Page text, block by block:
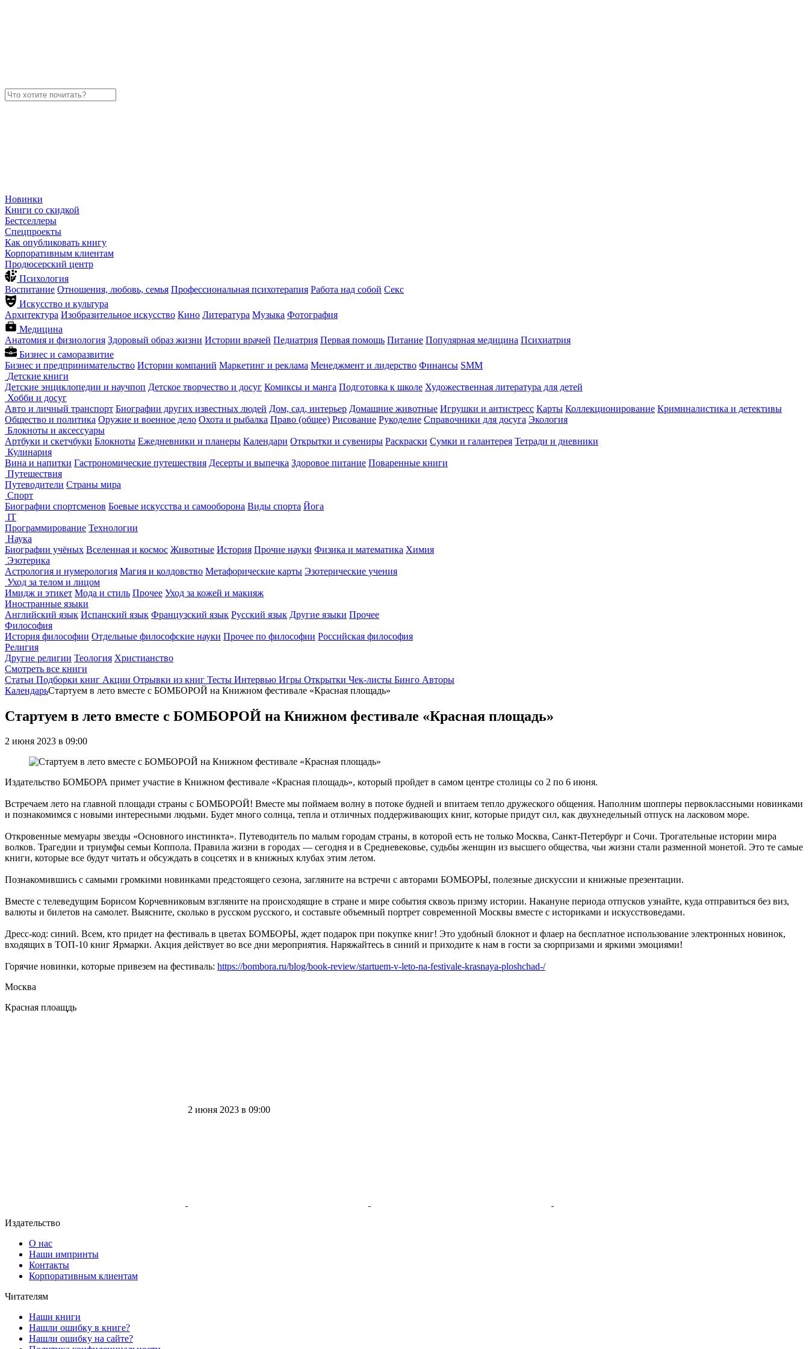
Новинки
Книги со скидкой
Бестселлеры
Спецпроекты
Как опубликовать книгу
Корпоративным клиентам
Продюсерский центр
Психология
Воспитание Отношения, любовь, семья Профессиональная психотерапия Работа над собой Секс
Искусство и культура
Архитектура Изобразительное искусство Кино Литература Музыка Фотография
Медицина
Анатомия и физиология Здоровый образ жизни Истории врачей Педиатрия Первая помощь Питание Популярная медицина Психиатрия
Бизнес и саморазвитие
Бизнес и предпринимательство Истории компаний Маркетинг и реклама Менеджмент и лидерство Финансы SMM
Детские книги
Детские энциклопедии и научпоп Детское творчество и досуг Комиксы и манга Подготовка к школе Художественная литература для детей
Хобби и досуг
Авто и личный транспорт Биографии других известных людей Дом, сад, интерьер Домашние животные Игрушки и антистресс Карты Коллекционирование Криминалистика и детективы
Общество и политика Оружие и военное дело Охота и рыбалка Право (общее) Рисование Рукоделие Справочники для досуга Экология
Блокноты и аксессуары
Артбуки и скетчбуки Блокноты Ежедневники и планеры Календари Открытки и сувениры Раскраски Сумки и галантерея Тетради и дневники
Кулинария
Вина и напитки Гастрономические путешествия Десерты и выпечка Здоровое питание Поваренные книги
Путешествия
Путеводители Страны мира
Спорт
Биографии спортсменов Боевые искусства и самооборона Виды спорта Йога
IT
Программирование Технологии
Наука
Биографии учёных Вселенная и космос Животные История Прочие науки Физика и математика Химия
Эзотерика
Астрология и нумерология Магия и колдовство Метафорические карты Эзотерические учения
Уход за телом и лицом
Имидж и этикет Мода и стиль Прочее Уход за кожей и макияж
Иностранные языки
Английский язык Испанский язык Французский язык Русский язык Другие языки Прочее
Философия
История философии Отдельные философские науки Прочее по философии Российская философия
Религия
Другие религии Теология Христианство
Смотреть все книги
Статьи Подборки книг Акции Отрывки из книг Тесты Интервью Игры Открытки Чек-листы Бинго Авторы
КалендарьСтартуем в лето вместе с БОМБОРОЙ на Книжном фестивале «Красная площадь»
Стартуем в лето вместе с БОМБОРОЙ на Книжном фестивале «Красная площадь»
2 июня 2023 в 09:00
Издательство БОМБОРА примет участие в Книжном фестивале «Красная площадь», который пройдет в самом центре столицы со 2 по 6 июня.
Встречаем лето на главной площади страны с БОМБОРОЙ! Вместе мы поймаем волну в потоке будней и впитаем тепло дружеского общения. Наполним шопперы первоклассными новинками
и познакомимся с новыми интересными людьми. Будет много солнца, тепла и отличных поддерживающих книг, которые придут сил, как двухнедельный отпуск на ласковом море.
Откровенные мемуары звезды «Основного инстинкта». Путеводитель по малым городам страны, в которой есть не только Москва, Санкт-Петербург и Сочи. Трогательные истории мира
волков. Трагедии и триумфы семьи Коппола. Правила жизни в городах — сегодня и в Средневековье, судьбы женщин из высшего общества, чьи жизни стали разменной монетой. Это те самые
книги, которые все будут читать и обсуждать в соцсетях и в книжных клубах этим летом.
Познакомившись с самыми громкими новинками предстоящего сезона, загляните на встречи с авторами БОМБОРЫ, полезные дискуссии и книжные презентации.
Вместе с телеведущим Борисом Корчевниковым взгляните на происходящие в стране и мире события сквозь призму истории. Накануне периода отпусков узнайте, куда отправиться без виз,
валюты и билетов на самолет. Выясните, сколько в русском русского, и составьте объемный портрет современной Москвы вместе с историками и искусствоведами.
Дресс-код: синий. Всем, кто придет на фестиваль в цветах БОМБОРЫ, ждет подарок при покупке книг! Это удобный блокнот и флаер на бесплатное использование электронных новинок,
входящих в ТОП-10 книг Ярмарки. Акция действует во все дни мероприятия. Наряжайтесь в синий и приходите к нам в гости за сюрпризами и яркими эмоциями!
Горячие новинки, которые привезем на фестиваль: https://bombora.ru/blog/book-review/startuem-v-leto-na-festivale-krasnaya-ploshchad-/
Москва
Красная плоащдь
2 июня 2023 в 09:00
Издательство
О нас
Наши импринты
Контакты
Корпоративным клиентам
Читателям
Наши книги
Нашли ошибку в книге?
Нашли ошибку на сайте?